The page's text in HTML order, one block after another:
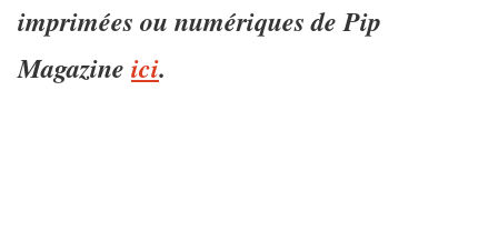
imprimées ou numériques de Pip
Magazine ici.